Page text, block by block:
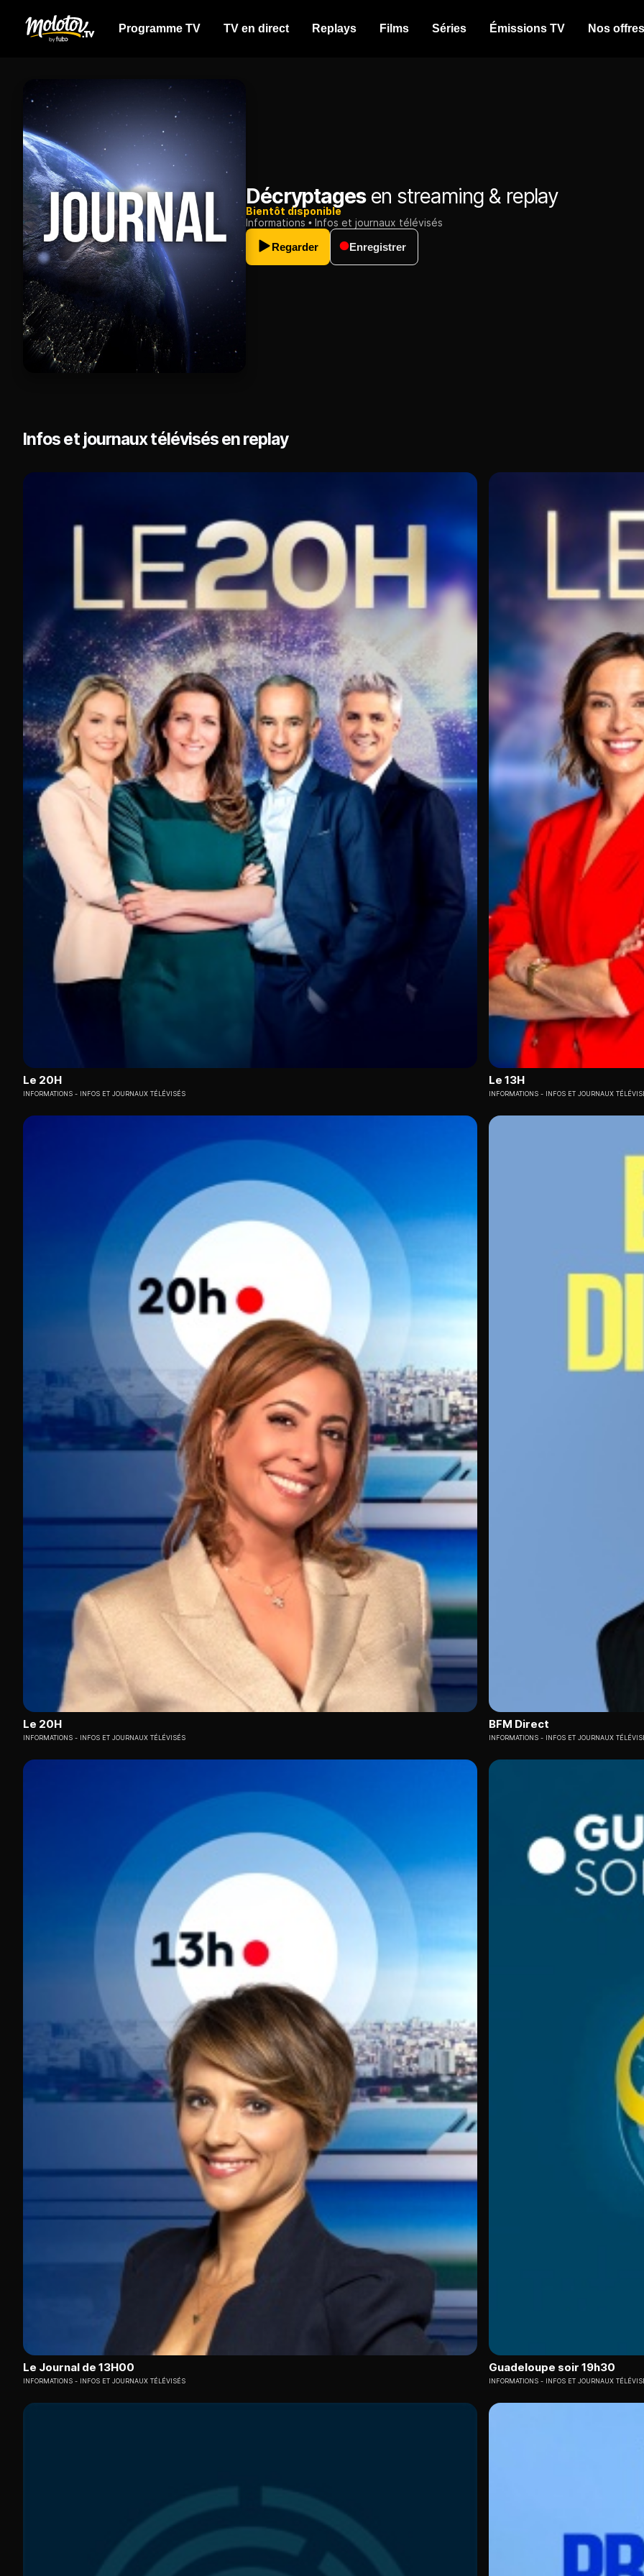
Programme TV TV en direct Replays Films Séries Émissions TV Nos offres
Décryptagesen streaming & replay
Bientôt disponible
Informations
Infos et journaux télévisés
Regarder
Enregistrer
Infos et journaux télévisés en replay
Le 20H
INFORMATIONS INFOS ET JOURNAUX TÉLÉVISÉS
Le 13H
INFORMATIONS INFOS ET JOURNAUX
Le 20H
INFORMATIONS INFOS ET JOURNAUX TÉLÉVISÉS
BFM Direct
INFORMATIONS INFOS ET JOURNAUX
Le Journal de 13H00
INFORMATIONS INFOS ET JOURNAUX TÉLÉVISÉS
Guadeloupe soir 19h30
INFORMATIONS INFOS ET JOURNAUX